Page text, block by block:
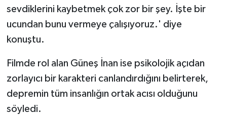
sevdiklerini kaybetmek çok zor bir şey. İşte bir
ucundan bunu vermeye çalışıyoruz.' diye
konuştu.
Filmde rol alan Güneş İnan ise psikolojik açıdan
zorlayıcı bir karakteri canlandırdığını belirterek,
depremin tüm insanlığın ortak acısı olduğunu
söyledi.